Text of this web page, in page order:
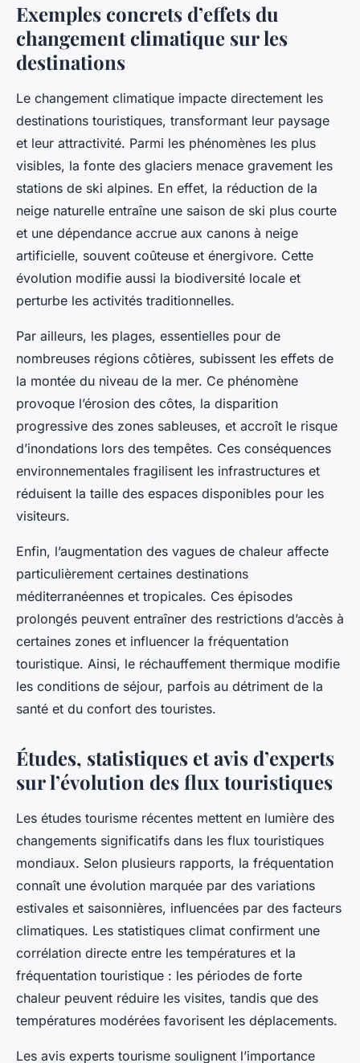
Exemples concrets d’effets du
changement climatique sur les
destinations
Le changement climatique impacte directement les
destinations touristiques, transformant leur paysage
et leur attractivité. Parmi les phénomènes les plus
visibles, la fonte des glaciers menace gravement les
stations de ski alpines. En effet, la réduction de la
neige naturelle entraîne une saison de ski plus courte
et une dépendance accrue aux canons à neige
artificielle, souvent coûteuse et énergivore. Cette
évolution modifie aussi la biodiversité locale et
perturbe les activités traditionnelles.
Par ailleurs, les plages, essentielles pour de
nombreuses régions côtières, subissent les effets de
la montée du niveau de la mer. Ce phénomène
provoque l’érosion des côtes, la disparition
progressive des zones sableuses, et accroît le risque
d’inondations lors des tempêtes. Ces conséquences
environnementales fragilisent les infrastructures et
réduisent la taille des espaces disponibles pour les
visiteurs.
Enfin, l’augmentation des vagues de chaleur affecte
particulièrement certaines destinations
méditerranéennes et tropicales. Ces épisodes
prolongés peuvent entraîner des restrictions d’accès à
certaines zones et influencer la fréquentation
touristique. Ainsi, le réchauffement thermique modifie
les conditions de séjour, parfois au détriment de la
santé et du confort des touristes.
Études, statistiques et avis d’experts
sur l’évolution des flux touristiques
Les études tourisme récentes mettent en lumière des
changements significatifs dans les flux touristiques
mondiaux. Selon plusieurs rapports, la fréquentation
connaît une évolution marquée par des variations
estivales et saisonnières, influencées par des facteurs
climatiques. Les statistiques climat confirment une
corrélation directe entre les températures et la
fréquentation touristique : les périodes de forte
chaleur peuvent réduire les visites, tandis que des
températures modérées favorisent les déplacements.
Les avis experts tourisme soulignent l’importance